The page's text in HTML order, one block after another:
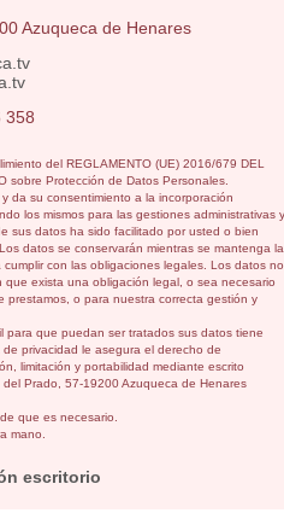
Azuqueca de Henares
358
del REGLAMENTO (UE) 2016/679 DEL
sobre Protección de Datos Personales.
da su consentimiento a la incorporación
los mismos para las gestiones administrativas y
sus datos ha sido facilitado por usted o bien
datos se conservarán mientras se mantenga la
con las obligaciones legales. Los datos no
exista una obligación legal, o sea necesario
prestamos, o para nuestra correcta gestión y
para que puedan ser tratados sus datos tiene
privacidad le asegura el derecho de
limitación y portabilidad mediante escrito
del Prado, 57-19200 Azuqueca de Henares
que es necesario.
mano.
escritorio